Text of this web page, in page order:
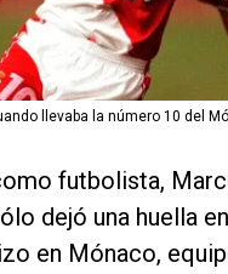
llevaba la número 10 del
futbolista,
dejó una huella
en Mónaco,